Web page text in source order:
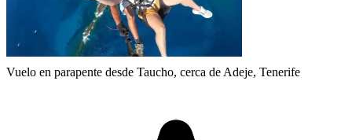
Vuelo en parapente desde Taucho, cerca de Adeje, Tenerife